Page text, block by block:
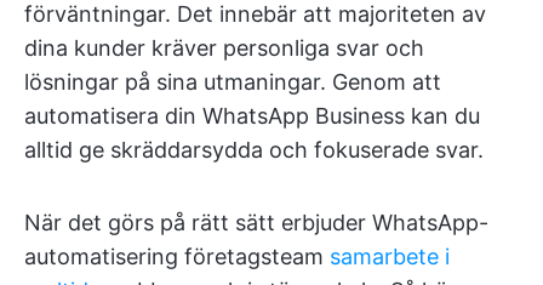
förväntningar. Det innebär att majoriteten av
dina kunder kräver personliga svar och
lösningar på sina utmaningar. Genom att
automatisera din WhatsApp Business kan du
alltid ge skräddarsydda och fokuserade svar.
När det görs på rätt sätt erbjuder WhatsApp-
automatisering företagsteam samarbete i